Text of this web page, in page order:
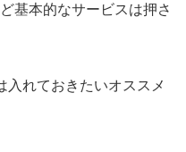
基本的なサービスは押さ
入れておきたいオススメ